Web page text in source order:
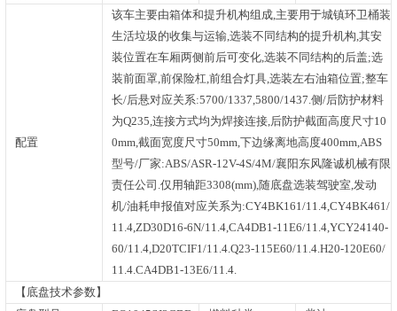
配置
该车主要由箱体和提升机构组成,主要用于城镇环卫桶装
生活垃圾的收集与运输,选装不同结构的提升机构,其安
装位置在车厢两侧前后可变化,选装不同结构的后盖;选
装前面罩,前保险杠,前组合灯具,选装左右油箱位置;整车
长/后悬对应关系:5700/1337,5800/1437.侧/后防护材料
为Q235,连接方式均为焊接连接,后防护截面高度尺寸10
0mm,截面宽度尺寸50mm,下边缘离地高度400mm,ABS
型号/厂家:ABS/ASR-12V-4S/4M/襄阳东风隆诚机械有限
责任公司.仅用轴距3308(mm),随底盘选装驾驶室,发动
机/油耗申报值对应关系为:CY4BK161/11.4,CY4BK461/
11.4,ZD30D16-6N/11.4,CA4DB1-11E6/11.4,YCY24140-
60/11.4,D20TCIF1/11.4.Q23-115E60/11.4.H20-120E60/
11.4.CA4DB1-13E6/11.4.
【底盘技术参数】